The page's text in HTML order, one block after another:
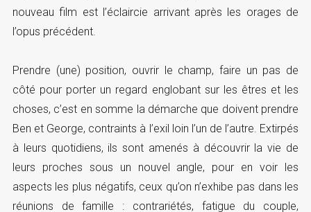
nouveau film est l’éclaircie arrivant après les orages de
l’opus précédent.
Prendre (une) position, ouvrir le champ, faire un pas de
côté pour porter un regard englobant sur les êtres et les
choses, c’est en somme la démarche que doivent prendre
Ben et George, contraints à l’exil loin l’un de l’autre. Extirpés
à leurs quotidiens, ils sont amenés à découvrir la vie de
leurs proches sous un nouvel angle, pour en voir les
aspects les plus négatifs, ceux qu’on n’exhibe pas dans les
réunions de famille : contrariétés, fatigue du couple,